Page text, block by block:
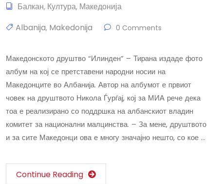
Балкан, Култура, Македонија
Albanija, Makedonija 0 Comments
Македонското друштво “Илинден” – Тирана издаде фото
албум на кој се претставени народни носии на
Македонците во Албанија. Автор на албумот е првиот
човек на друштвото Никола Ѓурѓај, кој за МИА рече дека
тоа е реализирано со поддршка на албанскиот владин
комитет за национални малцинства. – За мене, друштвото
и за сите Македонци ова е многу значајно нешто, со кое …
Continue Reading